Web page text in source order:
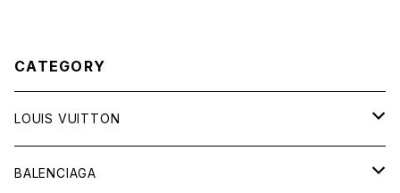
CATEGORY
LOUIS VUITTON
バッグ
BALENCIAGA